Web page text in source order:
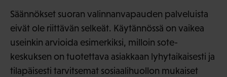
Säännökset suoran valinnanvapauden palveluista
eivät ole riittävän selkeät. Käytännössä on vaikea
useinkin arvioida esimerkiksi, milloin sote-
keskuksen on tuotettava asiakkaan lyhytaikaisesti ja
tilapäisesti tarvitsemat sosiaalihuollon mukaiset